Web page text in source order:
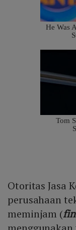
Otoritas Jasa
perusahaan
meminjam (